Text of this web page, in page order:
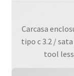
Carcasa
tipo c 3.2 /
tool